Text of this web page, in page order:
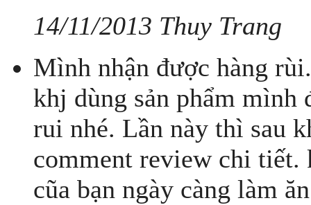
14/11/2013 Thuy Trang
Mình nhận được hàng
khj dùng sản phẩm mình
rui nhé. Lần này thì sau
comment review chi tiết.
cũa bạn ngày càng làm